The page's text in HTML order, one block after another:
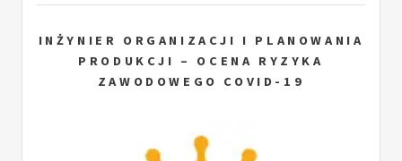
INŻYNIER ORGANIZACJI I PLANOWANIA
PRODUKCJI – OCENA RYZYKA
ZAWODOWEGO COVID-19